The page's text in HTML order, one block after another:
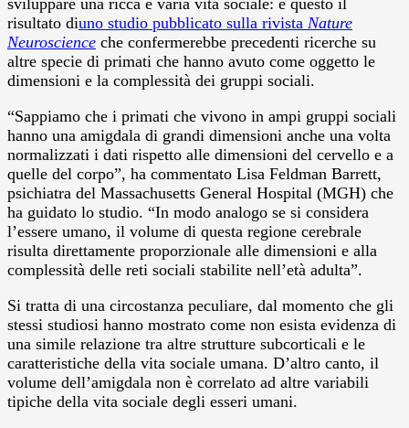
risultato diuno studio pubblicato sulla rivista Nature
Neuroscience che confermerebbe precedenti ricerche su
altre specie di primati che hanno avuto come oggetto le
dimensioni e la complessità dei gruppi sociali.
“Sappiamo che i primati che vivono in ampi gruppi sociali
hanno una amigdala di grandi dimensioni anche una volta
normalizzati i dati rispetto alle dimensioni del cervello e a
quelle del corpo”, ha commentato Lisa Feldman Barrett,
psichiatra del Massachusetts General Hospital (MGH) che
ha guidato lo studio. “In modo analogo se si considera
l’essere umano, il volume di questa regione cerebrale
risulta direttamente proporzionale alle dimensioni e alla
complessità delle reti sociali stabilite nell’età adulta”.
Si tratta di una circostanza peculiare, dal momento che gli
stessi studiosi hanno mostrato come non esista evidenza di
una simile relazione tra altre strutture subcorticali e le
caratteristiche della vita sociale umana. D’altro canto, il
volume dell’amigdala non è correlato ad altre variabili
tipiche della vita sociale degli esseri umani.